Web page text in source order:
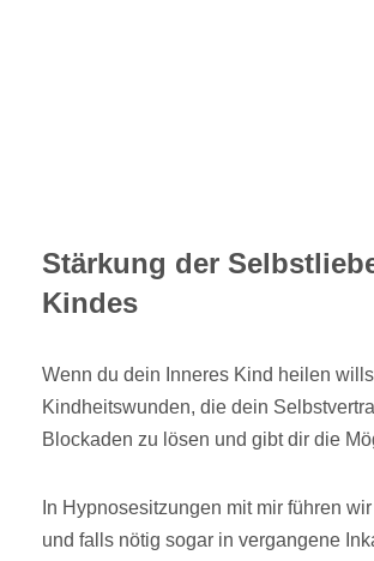
Stärkung der
Kindes
Wenn du dein Inneres Kind heilen
Kindheitswunden, die dein
Blockaden zu lösen und gibt dir die
In Hypnosesitzungen mit mir führen
und falls nötig sogar in vergangene